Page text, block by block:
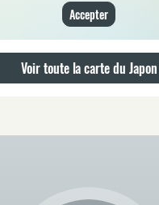
Accepter
Voir toute la carte du Japon